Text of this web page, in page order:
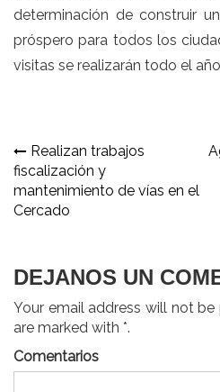
determinación de construir
próspero para todos los
visitas se realizarán todo el
Navegación
de
entradas
Realizan trabajos
fiscalización y
mantenimiento de vías en el
Cercado
DEJANOS UN
Your email address will not be
are marked with *.
Comentarios